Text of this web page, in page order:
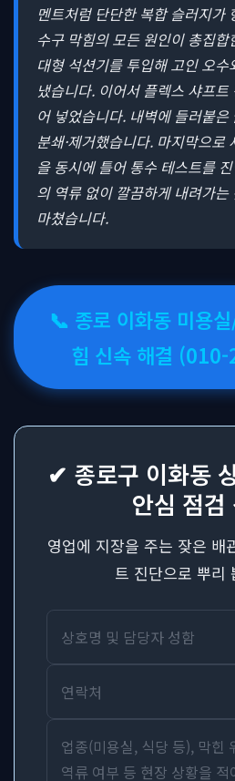
멘트처럼 단단한 복합 슬러지가
수구 막힘의 모든 원인이 총집
대형 석션기를 투입해 고인 오
냈습니다. 이어서 플렉스 샤프
어 넣었습니다. 내벽에 들러붙
분쇄·제거했습니다. 마지막으로
을 동시에 틀어 통수 테스트를
의 역류 없이 깔끔하게 내려가
마쳤습니다.
📞 종로 이화동 미용
힘 신속 해결
✔ 종로구 이화동
안심 점검
영업에 지장을 주는 잦은 배
트 진단으로 뿌리